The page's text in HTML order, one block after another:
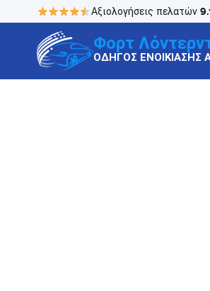
Αξιολογήσεις πελατών
Φορτ
ΟΔΗΓΟΣ ΕΝΟΙΚΙΑΣΗΣ